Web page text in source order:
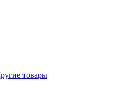
товары